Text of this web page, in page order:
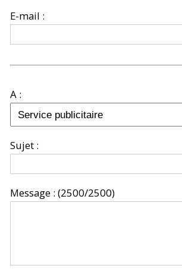
E-mail :
A :
Sujet :
Message : (2500/2500)